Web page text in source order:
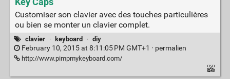
Customiser son clavier avec des touches particulières
ou bien se monter un clavier complet.
clavier · keyboard · diy
February 10, 2015 at 8:11:05 PM GMT+1 · permalien
http://www.pimpmykeyboard.com/